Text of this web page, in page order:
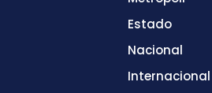
Estado
Nacional
Internacional